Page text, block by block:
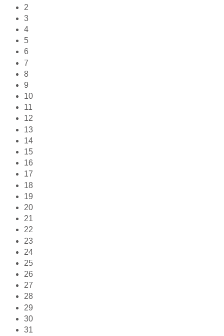
2
3
4
5
6
7
8
9
10
11
12
13
14
15
16
17
18
19
20
21
22
23
24
25
26
27
28
29
30
31